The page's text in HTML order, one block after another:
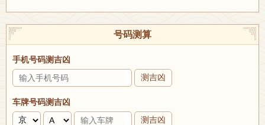
号码测算
手机号码测吉凶
测吉凶
车牌号码测吉凶
测吉凶